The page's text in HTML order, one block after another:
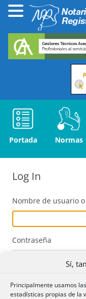
Sí,
Principalmente usamos
estadísticas propias de la
Portada Normas
Log In
Nombre de usuario
Contraseña